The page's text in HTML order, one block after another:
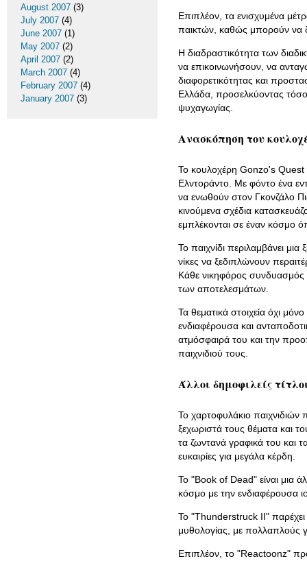
Επιπλέον, τα ενισχυμένα
παικτών, καθώς μπορούν να
Η διαδραστικότητα των
να επικοινωνήσουν, να
διαφορετικότητας και
Ελλάδα, προσελκύοντας
ψυχαγωγίας.
Ανασκόπηση του
Το κουλοχέρη Gonzo's Quest
Ελντοράντο. Με φόντο ένα
να ενωθούν στον Γκονζάλο
κινούμενα σχέδια
εμπλέκονται σε έναν κόσμο
Το παιχνίδι περιλαμβάνει
νίκες να ξεδιπλώνουν
Κάθε νικηφόρος συνδυασμός
των αποτελεσμάτων.
Τα θεματικά στοιχεία όχι
ενδιαφέρουσα και
ατμόσφαιρά του και την
παιχνιδιού τους.
Άλλοι δημοφιλείς
Το χαρτοφυλάκιο παιχνιδιών
ξεχωριστά τους θέματα και
τα ζωντανά γραφικά του και
ευκαιρίες για μεγάλα κέρδη.
Το "Book of Dead" είναι μια
κόσμο με την ενδιαφέρουσα
Το "Thunderstruck II" παρέχει
μυθολογίας, με πολλαπλούς
Επιπλέον, το "Reactoonz"
August 2007 (3)
July 2007 (4)
June 2007 (1)
May 2007 (2)
April 2007 (2)
March 2007 (4)
February 2007 (4)
January 2007 (3)